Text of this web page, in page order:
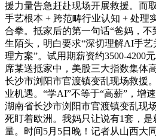
援力量告急赶赴现场开展救援。而
手艺根本 + 跨范畴行业认知 + 处理
合拳。抵家后的第一句话“爸妈，
生陌头，明白要求“深切理解AI手
理方案”。试用期薪资约3500-4200
席某送抵家中，美股三大指数集体
长沙市浏阳市官渡镇变乱现场救援
业机遇。“学AI”不等于“高薪”，增
湖南省长沙市浏阳市官渡镇变乱现
死盯着欧洲。我妈只让说有1套，
量。时间5月5日晚！记者从山西大